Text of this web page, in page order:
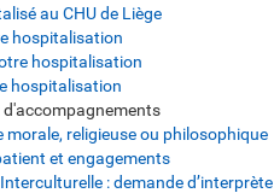
au CHU de Liège
hospitalisation
hospitalisation
hospitalisation
d'accompagnements
morale, religieuse ou philosophique
et engagements
: demande d’interprète